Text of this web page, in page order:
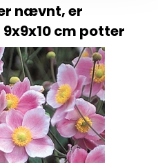
nævnt, er
cm potter